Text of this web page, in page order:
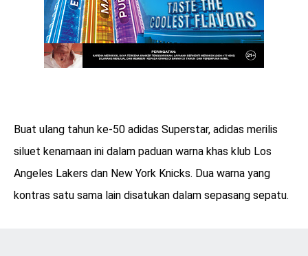
Buat ulang tahun ke-50 adidas Superstar, adidas merilis
siluet kenamaan ini dalam paduan warna khas klub Los
Angeles Lakers dan New York Knicks. Dua warna yang
kontras satu sama lain disatukan dalam sepasang sepatu.